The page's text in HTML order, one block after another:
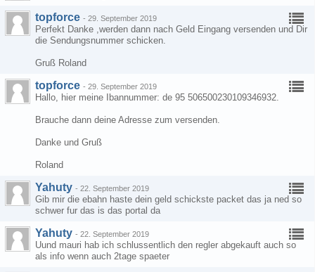
topforce - 29. September 2019
Perfekt Danke ,werden dann nach Geld Eingang versenden und Dir
die Sendungsnummer schicken.
Gruß Roland
topforce - 29. September 2019
Hallo, hier meine Ibannummer: de 95 506500230109346932.
Brauche dann deine Adresse zum versenden.
Danke und Gruß
Roland
Yahuty - 22. September 2019
Gib mir die ebahn haste dein geld schickste packet das ja ned so
schwer fur das is das portal da
Yahuty - 22. September 2019
Uund mauri hab ich schlussentlich den regler abgekauft auch so
als info wenn auch 2tage spaeter